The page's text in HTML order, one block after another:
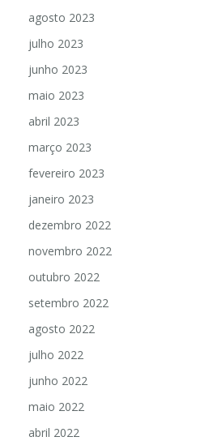
agosto 2023
julho 2023
junho 2023
maio 2023
abril 2023
março 2023
fevereiro 2023
janeiro 2023
dezembro 2022
novembro 2022
outubro 2022
setembro 2022
agosto 2022
julho 2022
junho 2022
maio 2022
abril 2022